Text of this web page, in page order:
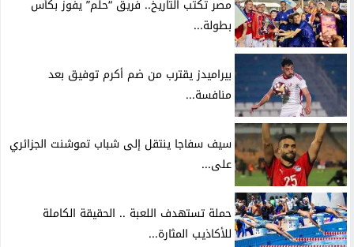
مصر تكتب التاريخ.. فريق “حلم” يفوز بكأس
بطولة...
بيراميدز يقترب من ضم أكرم توفيق بعد
منافسة...
سيف سفاجا ينتقل إلى شباب تموشنت الجزائري
على...
حملة تستهدف اللعبة .. الحقيقة الكاملة
للأكاذيب المثارة...